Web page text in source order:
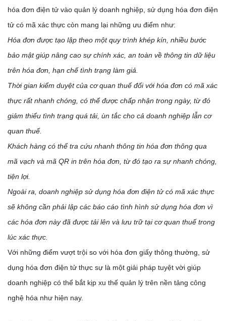
hóa đơn điện tử vào quản lý doanh nghiệp, sử dụng hóa đơn điện
tử có mã xác thực còn mang lại những ưu điểm như:
Hóa đơn được tạo lập theo một quy trình khép kín, nhiều bước
bảo mật giúp nâng cao sự chính xác, an toàn về thông tin dữ liệu
trên hóa đơn, hạn chế tình trạng làm giả.
Thời gian kiểm duyệt của cơ quan thuế đối với hóa đơn có mã xác
thực rất nhanh chóng, có thể được chấp nhận trong ngày, từ đó
giảm thiểu tình trạng quá tải, ùn tắc cho cả doanh nghiệp lẫn cơ
quan thuế.
Khách hàng có thể tra cứu nhanh thông tin hóa đơn thông qua
mã vạch và mã QR in trên hóa đơn, từ đó tạo ra sự nhanh chóng,
tiện lợi.
Ngoài ra, doanh nghiệp sử dụng hóa đơn điện tử có mã xác thực
sẽ không cần phải lập các báo cáo tình hình sử dụng hóa đơn vì
các hóa đơn này đã được tải lên và lưu trữ tại cơ quan thuế trong
lúc xác thực.
Với những điểm vượt trội so với hóa đơn giấy thông thường, sử
dụng hóa đơn điện tử thực sự là một giải pháp tuyệt vời giúp
doanh nghiệp có thể bắt kịp xu thế quản lý trên nền tảng công
nghệ hóa như hiện nay.